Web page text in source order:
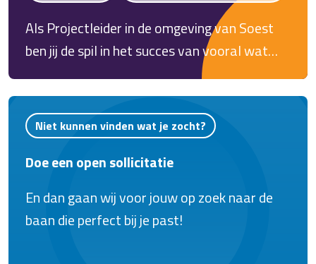
Als Projectleider in de omgeving van Soest
ben jij de spil in het succes van vooral wat
kleinere projecten waaronder renovatie-,
onderhouds- en serviceprojecten. Jij zorgt
ervoor dat alles van calculatie, planning en
werkvoorbereiding tot uitvoering, nazorg en
administratie tot in de puntjes geregeld is!
Niet kunnen vinden wat je zocht?
Doe een open sollicitatie
En dan gaan wij voor jouw op zoek naar de
baan die perfect bij je past!